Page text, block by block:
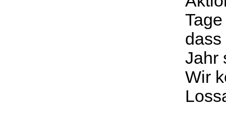
dass
Jahr
Wir